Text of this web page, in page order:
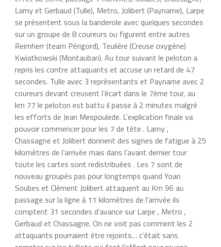
Lamy et Gerbaud (Tulle), Metro, Jolibert (Payname), Larpe
se présentent sous la banderole avec quelques secondes
sur un groupe de 8 coureurs ou figurent entre autres
Reimherr (team Périgord), Teulière (Creuse oxygène)
Kwiatkowski (Montauban). Au tour suivant le peloton a
repris les contre attaquants et accuse un retard de 47
secondes. Tulle avec 3 représentants et Payname avec 2
coureurs devant creusent l’écart dans le 7ème tour, au
km 77 le peloton est battu il passe à 2 minutes malgré
les efforts de Jean Mespoulede. L’explication finale va
pouvoir commencer pour les 7 de tête . Lamy ,
Chassagne et Jolibert donnent des signes de fatigue à 25
kilomètres de l’arrivée mais dans l’avant dernier tour
toute les cartes sont redistribuées . Les 7 sont de
nouveau groupés pas pour longtemps quand Yoan
Soubes et Clément Jolibert attaquent au Km 96 au
passage sur la ligne à 11 kilomètres de l’arrivée ils
comptent 31 secondes d’avance sur Larpe , Metro ,
Gerbaud et Chassagne. On ne voit pas comment les 2
attaquants pourraient être rejoints… c’était sans